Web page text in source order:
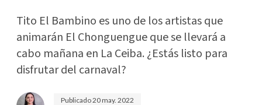
Tito El Bambino es uno de los artistas que
animarán El Chonguengue que se llevará a
cabo mañana en La Ceiba. ¿Estás listo para
disfrutar del carnaval?
Publicado20 may. 2022